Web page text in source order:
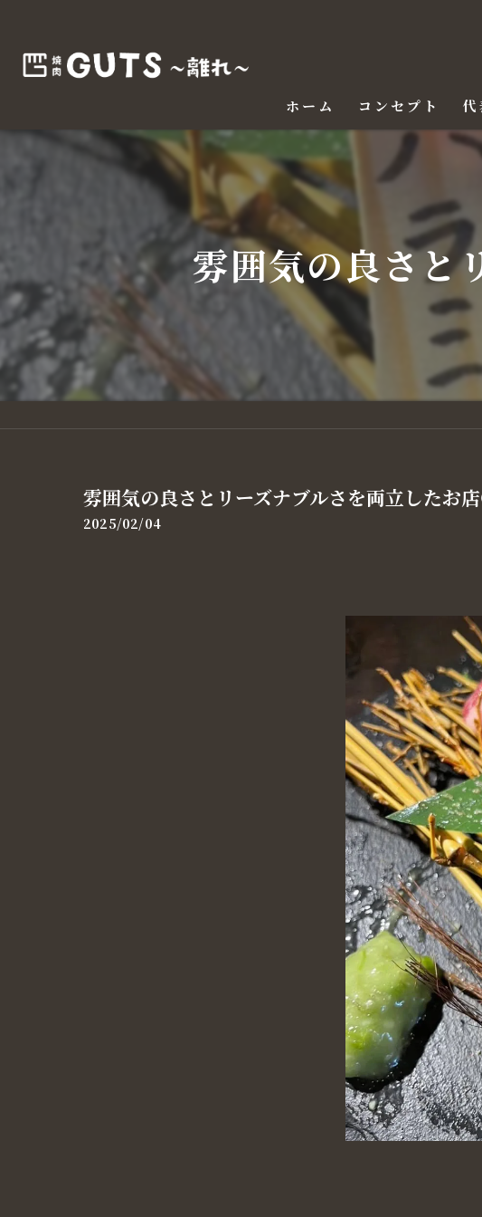
ホーム コンセプト
雰囲気の良さと
雰囲気の良さとリーズナブルさを両立したお
2025/02/04